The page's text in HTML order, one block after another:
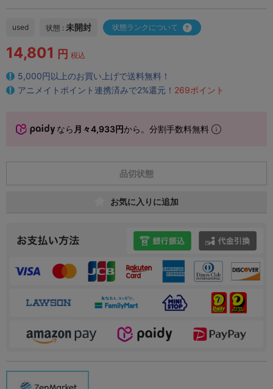
used 状態 : 未開封 状態ランクについて
14,801 円 税込
5,000円以上のお買い上げで送料無料！
アニメイトポイント連携済みで2%還元！ 269ポイント
なら 月々4,933円から。分割手数料無料
品切状態
お気に入りに追加